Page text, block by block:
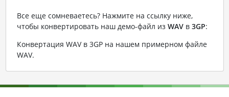
Все еще сомневаетесь? Нажмите на ссылку ниже,
чтобы конвертировать наш демо-файл из WAVв 3GP:
Конвертация WAV в 3GP на нашем примерном файле
WAV.